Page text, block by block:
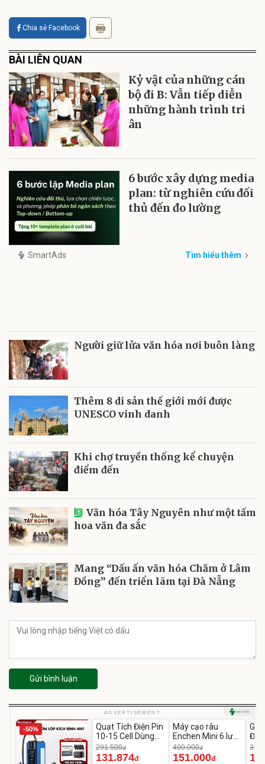
Chia sẻ Facebook
BÀI LIÊN QUAN
Kỷ vật của những cán
bộ đi B: Vẫn tiếp diễn
những hành trình tri
ân
6 bước xây dựng media
plan: từ nghiên cứu đối
thủ đến đo lường
SmartAds Tìm hiểu thêm
Người giữ lửa văn hóa nơi buôn làng
Thêm 8 di sản thế giới mới được
UNESCO vinh danh
Khi chợ truyền thống kể chuyện
điểm đến
Văn hóa Tây Nguyên như một tấm
hoa văn đa sắc
Mang “Dấu ấn văn hóa Chăm ở Lâm
Đồng” đến triển lãm tại Đà Nẵng
Gửi bình luận
ADVERTISEMENT
-50% -54%
Unmute
Quạt Tích Điện Pin
10-15 Cell Dùng
Liên Tục 4-8H
291.500đ
131.874đ
-62%
Máy cạo râu
Enchen Mini 6 lưỡi
dao kép mỏng
400.000đ
151.000đ
Đùi